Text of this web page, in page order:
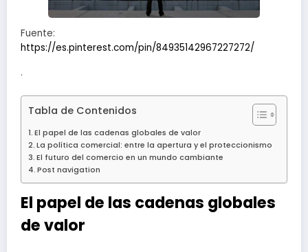
Fuente:
https://es.pinterest.com/pin/84935142967227272/
·
Tabla de Contenidos
El papel de las cadenas globales de valor
La política comercial: entre la apertura y el proteccionismo
El futuro del comercio en un mundo cambiante
Post navigation
El papel de las cadenas globales
de valor